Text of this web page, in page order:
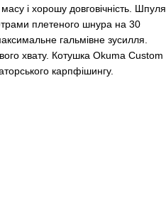
і хорошу довговічність. Шпуля
плетеного шнура на 30
гальмівне зусилля.
хвату. Котушка Okuma Custom
карпфішингу.